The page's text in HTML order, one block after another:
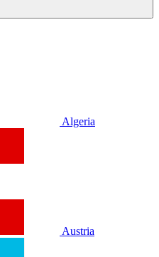
Algeria
Austria